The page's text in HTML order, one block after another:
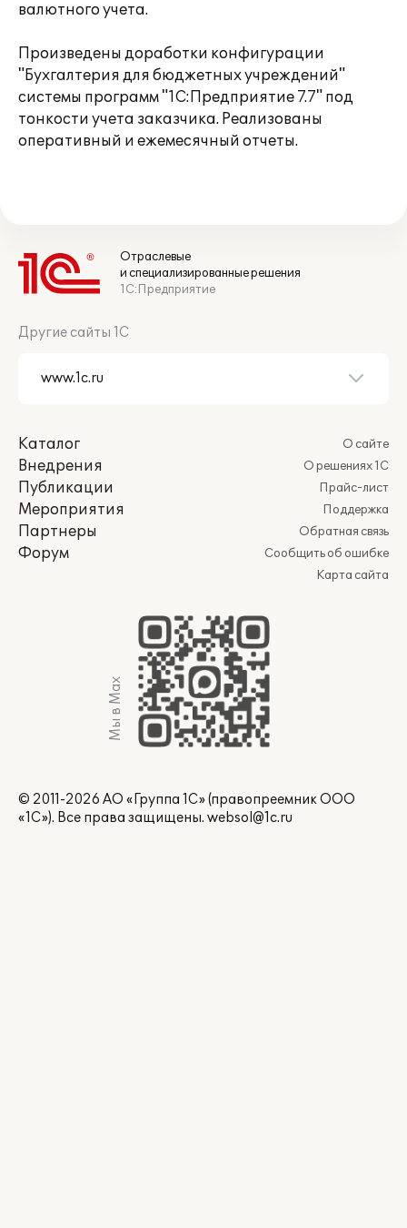
валютного учета.
Произведены доработки конфигурации
"Бухгалтерия для бюджетных учреждений"
системы программ "1С:Предприятие 7.7" под
тонкости учета заказчика. Реализованы
оперативный и ежемесячный отчеты.
Отраслевые
и специализированные решения
1С:Предприятие
Другие сайты 1С
Каталог
Внедрения
Публикации
Мероприятия
Партнеры
Форум
О сайте
О решениях 1С
Прайс-лист
Поддержка
Обратная связь
Сообщить об ошибке
Карта сайта
Мы в Max
© 2011-2026 АО «Группа 1С» (правопреемник ООО
«1С»). Все права защищены. websol@1c.ru